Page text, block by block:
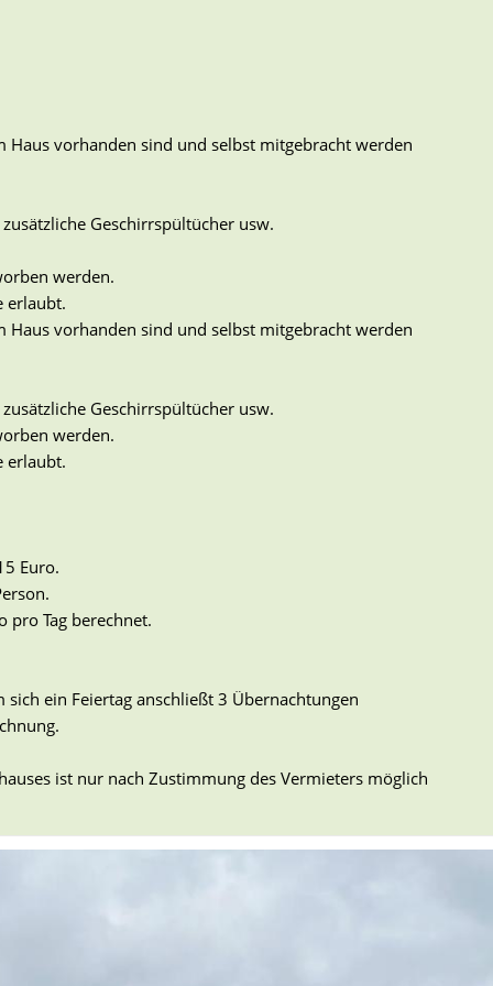
Haus vorhanden sind und selbst mitgebracht werden
Geschirrspültücher usw.
werden.
erlaubt.
Haus vorhanden sind und selbst mitgebracht werden
Geschirrspültücher usw.
werden.
erlaubt.
Euro.
Tag berechnet.
ein Feiertag anschließt 3 Übernachtungen
ist nur nach Zustimmung des Vermieters möglich